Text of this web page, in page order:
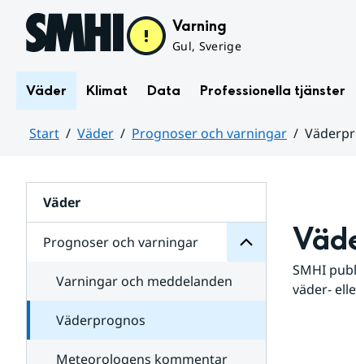
Hoppa till sidans innehåll Varning
Gul, Sverige
Väder Klimat Data Professionella tjänster
Start Väder Prognoser och varningar
Väder
Prognoser och varningar
för
varningar
Varningar och meddelanden
Väderprognos
Meteorologens kommentar
SMHI
väder-